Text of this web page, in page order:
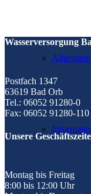
Allgemein
Wasserversorgung
Postfach 1347
63619 Bad Orb
Tel.: 06052 91280-0
Fax: 06052 91280-110
Unsere
Montag bis Freitag
8:00 bis 12:00 Uhr